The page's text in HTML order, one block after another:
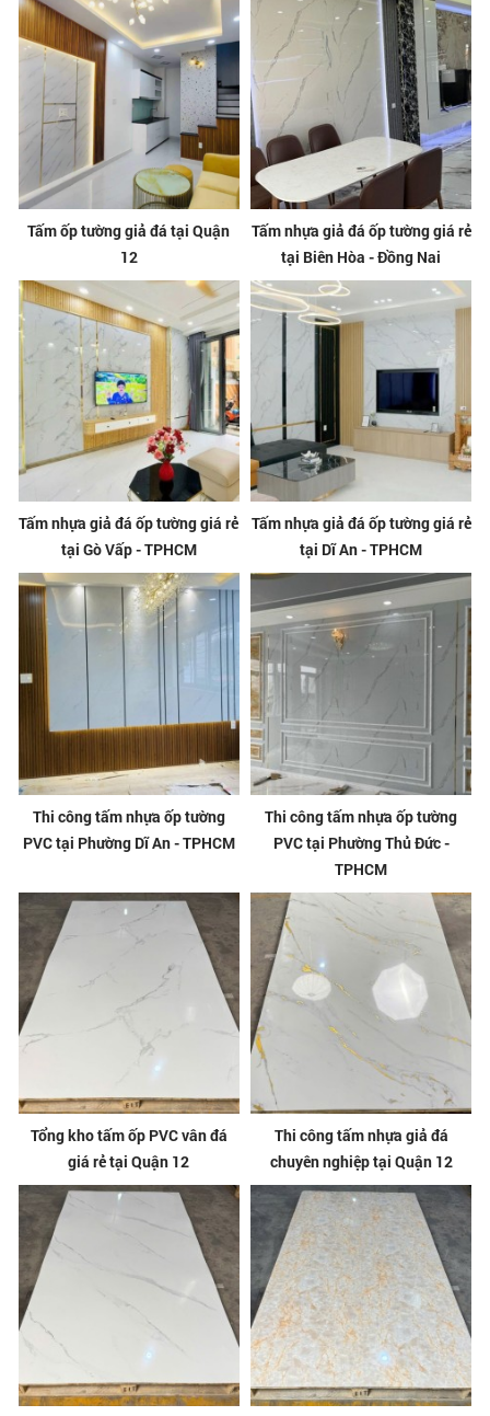
Tấm ốp tường giả đá tại Quận
12
Tấm nhựa giả đá ốp tường giá rẻ
tại Biên Hòa - Đồng Nai
Tấm nhựa giả đá ốp tường giá rẻ
tại Gò Vấp - TPHCM
Tấm nhựa giả đá ốp tường giá rẻ
tại Dĩ An - TPHCM
Thi công tấm nhựa ốp tường
PVC tại Phường Dĩ An - TPHCM
Thi công tấm nhựa ốp tường
PVC tại Phường Thủ Đức -
TPHCM
Tổng kho tấm ốp PVC vân đá
giá rẻ tại Quận 12
Thi công tấm nhựa giả đá
chuyên nghiệp tại Quận 12